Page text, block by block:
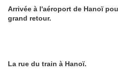
Arrivée à l'aéroport de Hanoï
grand retour.
La rue du train à Hanoï.